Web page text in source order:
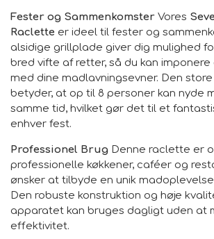
Fester og Sammenkomster Vores
Raclette er ideel til fester og
alsidige grillplade giver dig mulighed
bred vifte af retter, så du kan
med dine madlavningsevner. Den
betyder, at op til 8 personer kan nyde
samme tid, hvilket gør det til et
enhver fest.
Professionel Brug Denne raclette er
professionelle køkkener, caféer og
ønsker at tilbyde en unik
Den robuste konstruktion og høje
apparatet kan bruges dagligt uden at
effektivitet.